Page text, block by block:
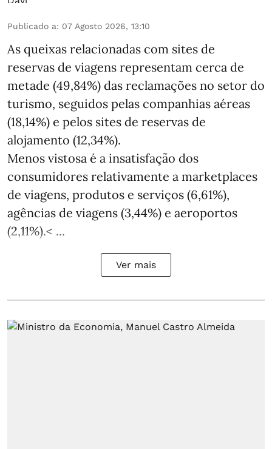
Publicado a: 07 Agosto 2026, 13:10
As queixas relacionadas com sites de
reservas de viagens representam cerca de
metade (49,84%) das reclamações no setor do
turismo, seguidos pelas companhias aéreas
(18,14%) e pelos sites de reservas de
alojamento (12,34%).
Menos vistosa é a insatisfação dos
consumidores relativamente a marketplaces
de viagens, produtos e serviços (6,61%),
agências de viagens (3,44%) e aeroportos
(2,11%).< ...
Ver mais